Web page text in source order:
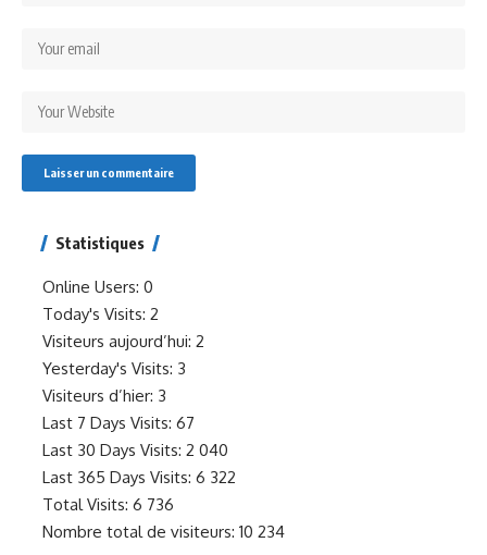
Statistiques
Online Users: 0
Today's Visits: 2
Visiteurs aujourd’hui: 2
Yesterday's Visits: 3
Visiteurs d’hier: 3
Last 7 Days Visits: 67
Last 30 Days Visits: 2 040
Last 365 Days Visits: 6 322
Total Visits: 6 736
Nombre total de visiteurs: 10 234